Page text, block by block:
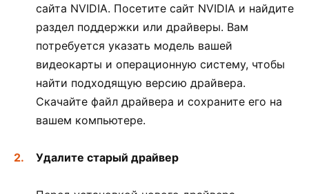
сайта NVIDIA. Посетите сайт NVIDIA и найдите
раздел поддержки или драйверы. Вам
потребуется указать модель вашей
видеокарты и операционную систему, чтобы
найти подходящую версию драйвера.
Скачайте файл драйвера и сохраните его на
вашем компьютере.
Удалите старый драйвер